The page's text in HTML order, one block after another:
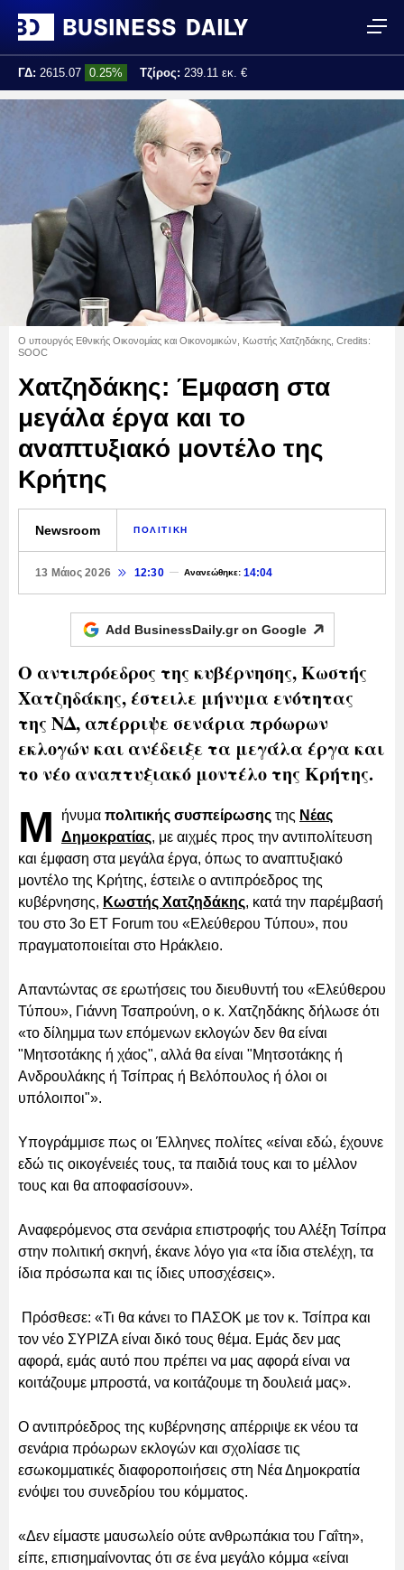
ΓΔ: 2615.07 0.25% Τζίρος: 239.11 εκ. €
17:25:01
Ο υπουργός Εθνικής Οικονομίας και Οικονομικών, Κωστής Χατζηδάκης, Credits:
SOOC
Χατζηδάκης: Έμφαση στα
μεγάλα έργα και το
αναπτυξιακό μοντέλο της
Κρήτης
Newsroom ΠΟΛΙΤΙΚΗ
13 Μάιος 2026 12:30 Ανανεώθηκε:14:04
Add BusinessDaily.gr on Google
Ο αντιπρόεδρος της κυβέρνησης, Κωστής
Χατζηδάκης, έστειλε μήνυμα ενότητας
της ΝΔ, απέρριψε σενάρια πρόωρων
εκλογών και ανέδειξε τα μεγάλα έργα και
το νέο αναπτυξιακό μοντέλο της Κρήτης.
Μ ήνυμα πολιτικής συσπείρωσης της Νέας
Δημοκρατίας, με αιχμές προς την αντιπολίτευση
και έμφαση στα μεγάλα έργα, όπως το αναπτυξιακό
μοντέλο της Κρήτης, έστειλε ο αντιπρόεδρος της
κυβέρνησης, Κωστής Χατζηδάκης, κατά την παρέμβασή
του στο 3ο ET Forum του «Ελεύθερου Τύπου», που
πραγματοποιείται στο Ηράκλειο.
Απαντώντας σε ερωτήσεις του διευθυντή του «Ελεύθερου
Τύπου», Γιάννη Τσαπρούνη, ο κ. Χατζηδάκης δήλωσε ότι
«το δίλημμα των επόμενων εκλογών δεν θα είναι
"Μητσοτάκης ή χάος", αλλά θα είναι "Μητσοτάκης ή
Ανδρουλάκης ή Τσίπρας ή Βελόπουλος ή όλοι οι
υπόλοιποι"».
Υπογράμμισε πως οι Έλληνες πολίτες «είναι εδώ, έχουνε
εδώ τις οικογένειές τους, τα παιδιά τους και το μέλλον
τους και θα αποφασίσουν».
Αναφερόμενος στα σενάρια επιστροφής του Αλέξη Τσίπρα
στην πολιτική σκηνή, έκανε λόγο για «τα ίδια στελέχη, τα
ίδια πρόσωπα και τις ίδιες υποσχέσεις».
Πρόσθεσε: «Τι θα κάνει το ΠΑΣΟΚ με τον κ. Τσίπρα και
τον νέο ΣΥΡΙΖΑ είναι δικό τους θέμα. Εμάς δεν μας
αφορά, εμάς αυτό που πρέπει να μας αφορά είναι να
κοιτάζουμε μπροστά, να κοιτάζουμε τη δουλειά μας».
Ο αντιπρόεδρος της κυβέρνησης απέρριψε εκ νέου τα
σενάρια πρόωρων εκλογών και σχολίασε τις
εσωκομματικές διαφοροποιήσεις στη Νέα Δημοκρατία
ενόψει του συνεδρίου του κόμματος.
«Δεν είμαστε μαυσωλείο ούτε ανθρωπάκια του Γαΐτη»,
είπε, επισημαίνοντας ότι σε ένα μεγάλο κόμμα «είναι